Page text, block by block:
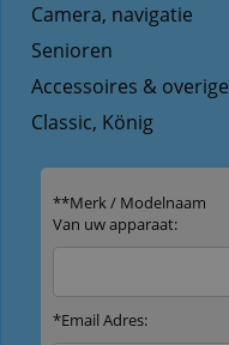
Camera, navigatie
Senioren
Accessoires & overige
Classic, König